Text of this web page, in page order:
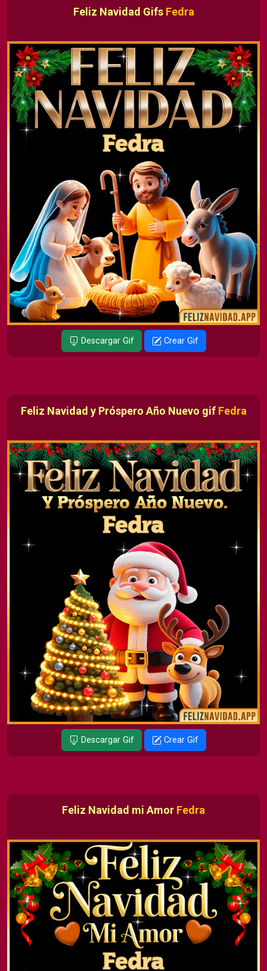
Feliz Navidad Gifs Fedra
Descargar Gif Crear Gif
Feliz Navidad y Próspero Año Nuevo gif Fedra
Descargar Gif Crear Gif
Feliz Navidad mi Amor Fedra